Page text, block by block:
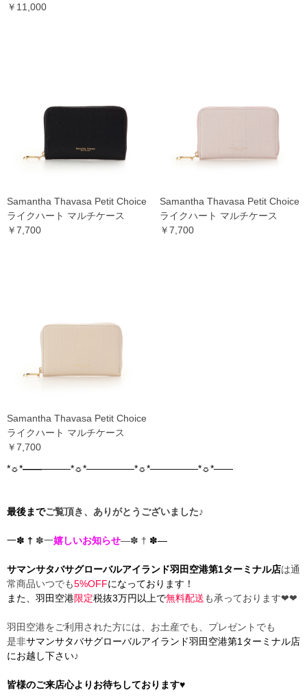
￥11,000
Samantha Thavasa Petit Choice
ライクハート マルチケース
￥7,700
Samantha Thavasa Petit Choice
ライクハート マルチケース
￥7,700
Samantha Thavasa Petit Choice
ライクハート マルチケース
￥7,700
*☼*―――――*☼*―――――*☼*―――――*☼*――
最後までご覧頂き、ありがとうございました♪
一✽ † ✽一嬉しいお知らせ―✽ † ✽―
サマンサタバサグローバルアイランド羽田空港第1ターミナル店は通
常商品いつでも5%OFFになっております！
また、羽田空港限定税抜3万円以上で無料配送も承っております❤︎❤︎
羽田空港をご利用された方には、お土産でも、プレゼントでも
是非サマンサタバサグローバルアイランド羽田空港第1ターミナル店
にお越し下さい♪
皆様のご来店心よりお待ちしております♥